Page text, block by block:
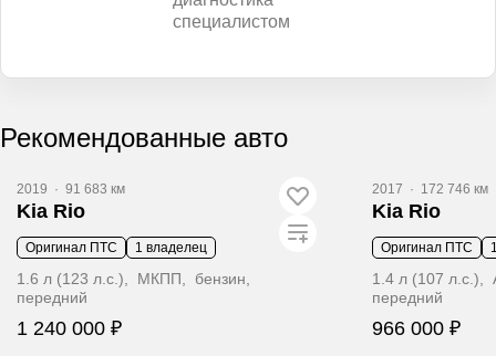
специалистом
Рекомендованные авто
2019 · 91 683 км
Kia Rio
Оригинал ПТС 1 владелец
1.6 л (123 л.с.), МКПП, бензин,
передний
1 240 000 ₽
2017 · 172 746 км
Kia Rio
Оригинал ПТС
1.4 л (107
передний
966 000 ₽